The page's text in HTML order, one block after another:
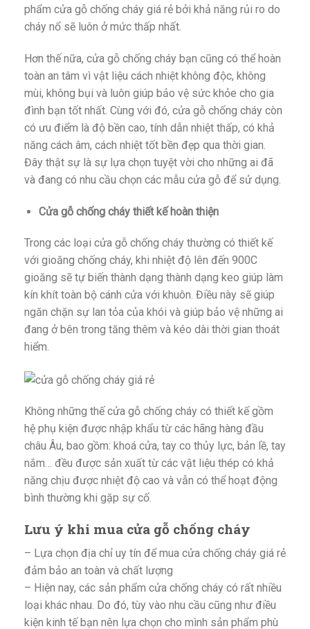
phẩm cửa gỗ chống cháy giá rẻ bởi khả năng rủi ro do
cháy nổ sẽ luôn ở mức thấp nhất.
Hơn thế nữa, cửa gỗ chống cháy bạn cũng có thể hoàn
toàn an tâm vì vật liệu cách nhiệt không độc, không
mùi, không bụi và luôn giúp bảo vệ sức khỏe cho gia
đình bạn tốt nhất. Cùng với đó, cửa gỗ chống cháy còn
có ưu điểm là độ bền cao, tính dẫn nhiệt thấp, có khả
năng cách âm, cách nhiệt tốt bền đẹp qua thời gian.
Đây thật sự là sự lựa chọn tuyệt vời cho những ai đã
và đang có nhu cầu chọn các mẫu cửa gỗ để sử dụng.
Cửa gỗ chống cháy thiết kế hoàn thiện
Trong các loại cửa gỗ chống cháy thường có thiết kế
với gioăng chống cháy, khi nhiệt độ lên đến 900C
gioăng sẽ tự biến thành dạng thành dạng keo giúp làm
kín khít toàn bộ cánh cửa với khuôn. Điều này sẽ giúp
ngăn chặn sự lan tỏa của khói và giúp bảo vệ những ai
đang ở bên trong tăng thêm và kéo dài thời gian thoát
hiểm.
Không những thế cửa gỗ chống cháy có thiết kế gồm
hệ phụ kiện được nhập khẩu từ các hãng hàng đầu
châu Âu, bao gồm: khoá cửa, tay co thủy lực, bản lề, tay
nắm… đều được sản xuất từ các vật liệu thép có khả
năng chịu được nhiệt độ cao và vẫn có thể hoạt động
bình thường khi gặp sự cố.
Lưu ý khi mua cửa gỗ chống cháy
– Lựa chọn địa chỉ uy tín để mua cửa chống cháy giá rẻ
đảm bảo an toàn và chất lượng
– Hiện nay, các sản phẩm cửa chống cháy có rất nhiều
loại khác nhau. Do đó, tùy vào nhu cầu cũng như điều
kiện kinh tế bạn nên lựa chọn cho mình sản phẩm phù